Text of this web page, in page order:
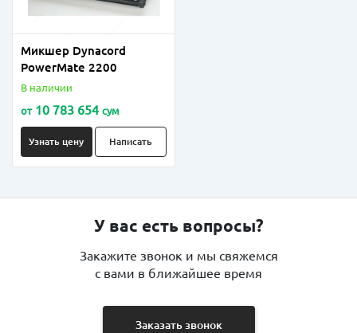
Микшер Dynacord
PowerMate 2200
В наличии
от10 783 654 сум
Узнать цену Написать
У вас есть вопросы?
Закажите звонок и мы свяжемся
с вами в ближайшее время
Заказать звонок